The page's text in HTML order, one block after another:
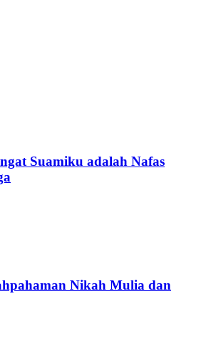
Suamiku adalah Nafas
Nikah Mulia dan